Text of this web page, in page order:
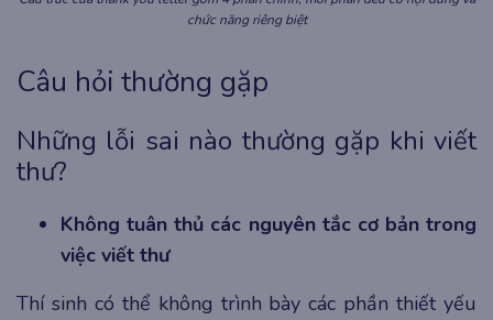
chức năng riêng biệt
Câu hỏi thường gặp
Những lỗi sai nào thường gặp khi viết
thư?
Không tuân thủ các nguyên tắc cơ bản trong
việc viết thư
Thí sinh có thể không trình bày các phần thiết yếu